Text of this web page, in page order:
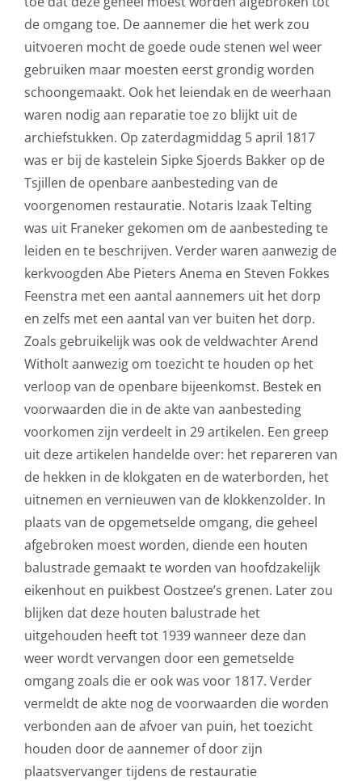
de omgang toe. De aannemer die het werk zou
uitvoeren mocht de goede oude stenen wel weer
gebruiken maar moesten eerst grondig worden
schoongemaakt. Ook het leiendak en de weerhaan
waren nodig aan reparatie toe zo blijkt uit de
archiefstukken. Op zaterdagmiddag 5 april 1817
was er bij de kastelein Sipke Sjoerds Bakker op de
Tsjillen de openbare aanbesteding van de
voorgenomen restauratie. Notaris Izaak Telting
was uit Franeker gekomen om de aanbesteding te
leiden en te beschrijven. Verder waren aanwezig de
kerkvoogden Abe Pieters Anema en Steven Fokkes
Feenstra met een aantal aannemers uit het dorp
en zelfs met een aantal van ver buiten het dorp.
Zoals gebruikelijk was ook de veldwachter Arend
Witholt aanwezig om toezicht te houden op het
verloop van de openbare bijeenkomst. Bestek en
voorwaarden die in de akte van aanbesteding
voorkomen zijn verdeelt in 29 artikelen. Een greep
uit deze artikelen handelde over: het repareren van
de hekken in de klokgaten en de waterborden, het
uitnemen en vernieuwen van de klokkenzolder. In
plaats van de opgemetselde omgang, die geheel
afgebroken moest worden, diende een houten
balustrade gemaakt te worden van hoofdzakelijk
eikenhout en puikbest Oostzee’s grenen. Later zou
blijken dat deze houten balustrade het
uitgehouden heeft tot 1939 wanneer deze dan
weer wordt vervangen door een gemetselde
omgang zoals die er ook was voor 1817. Verder
vermeldt de akte nog de voorwaarden die worden
verbonden aan de afvoer van puin, het toezicht
houden door de aannemer of door zijn
plaatsvervanger tijdens de restauratie